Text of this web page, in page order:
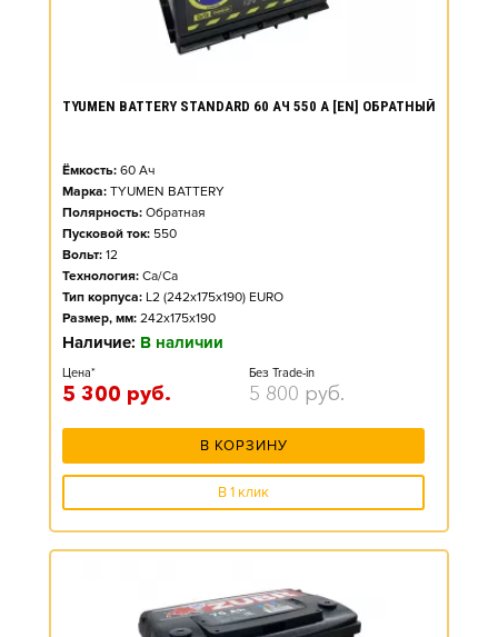
TYUMEN BATTERY STANDARD 60 АЧ 550 А [EN] ОБРАТНЫЙ
Ёмкость: 60 Ач
Марка: TYUMEN BATTERY
Полярность: Обратная
Пусковой ток: 550
Вольт: 12
Технология: Ca/Ca
Тип корпуса: L2 (242x175x190) EURO
Размер, мм: 242x175x190
Наличие: В наличии
Цена*
5 300 руб.
Без Trade-in
5 800 руб.
В КОРЗИНУ
В 1 клик